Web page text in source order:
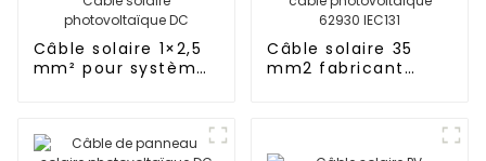
Câble solaire 1×2,5
mm² pour systèmes
Câble solaire 35
mm2 fabricant